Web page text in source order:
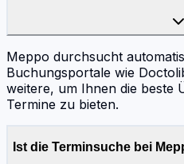
Meppo durchsucht
Buchungsportale wie
weitere, um Ihnen die beste
Termine zu bieten.
Ist die Terminsuche bei